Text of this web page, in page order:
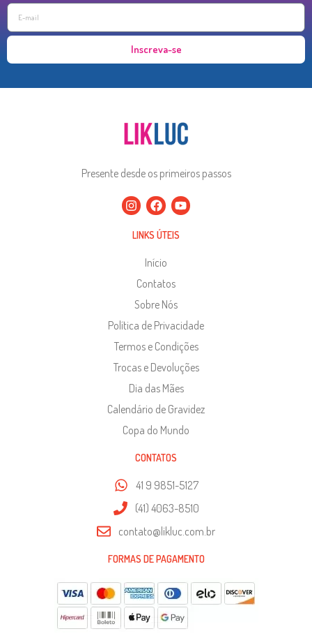
Inscreva-se
Presente desde os primeiros passos
LINKS ÚTEIS
Início
Contatos
Sobre Nós
Política de Privacidade
Termos e Condições
Trocas e Devoluções
Dia das Mães
Calendário de Gravidez
Copa do Mundo
CONTATOS
41 9 9851-5127
(41) 4063-8510
contato@likluc.com.br
FORMAS DE PAGAMENTO